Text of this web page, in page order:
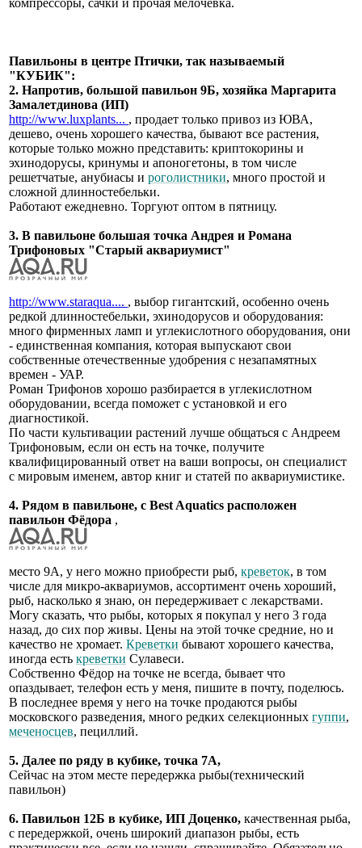
Павильоны в центре Птички, так называемый
"КУБИК":
2. Напротив, большой павильон 9Б, хозяйка Маргарита
Замалетдинова (ИП)
http://www.luxplants... , продает только привоз из ЮВА,
дешево, очень хорошего качества, бывают все растения,
которые только можно представить: криптокорины и
эхинодорусы, кринумы и апоногетоны, в том числе
решетчатые, анубиасы и роголистники, много простой и
сложной длинностебельки.
Работают ежедневно. Торгуют оптом в пятницу.
3. В павильоне большая точка Андрея и Романа
Трифоновых "Старый аквариумист"
http://www.staraqua.... , выбор гигантский, особенно очень
редкой длинностебельки, эхинодорусов и оборудования:
много фирменных ламп и углекислотного оборудования, они
- единственная компания, которая выпускают свои
собственные отечественные удобрения с незапамятных
времен - УАР.
Роман Трифонов хорошо разбирается в углекислотном
оборудовании, всегда поможет с установкой и его
диагностикой.
По части культивации растений лучше общаться с Андреем
Трифоновым, если он есть на точке, получите
квалифицированный ответ на ваши вопросы, он специалист
с мировым именем, автор книг и статей по аквариумистике.
4. Рядом в павильоне, с Best Aquatics расположен
павильон Фёдора ,
место 9А, у него можно приобрести рыб, креветок, в том
числе для микро-аквариумов, ассортимент очень хороший,
рыб, насколько я знаю, он передерживает с лекарствами.
Могу сказать, что рыбы, которых я покупал у него 3 года
назад, до сих пор живы. Цены на этой точке средние, но и
качество не хромает. Креветки бывают хорошего качества,
иногда есть креветки Сулавеси.
Собственно Фёдор на точке не всегда, бывает что
опаздывает, телефон есть у меня, пишите в почту, поделюсь.
В последнее время у него на точке продаются рыбы
московского разведения, много редких селекционных гуппи,
меченосцев, пециллий.
5. Далее по ряду в кубике, точка 7А,
Сейчас на этом месте передержка рыбы(технический
павильон)
6. Павильон 12Б в кубике, ИП Доценко, качественная рыба,
с передержкой, очень широкий диапазон рыбы, есть